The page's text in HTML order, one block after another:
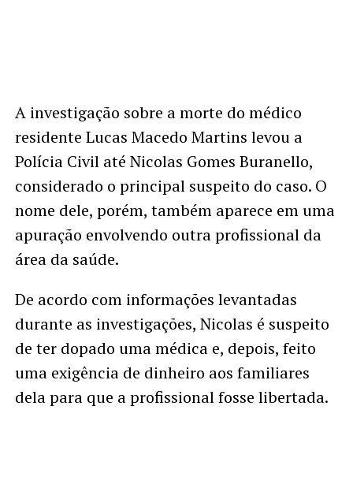
A investigação sobre a morte do médico
residente Lucas Macedo Martins levou a
Polícia Civil até Nicolas Gomes Buranello,
considerado o principal suspeito do caso. O
nome dele, porém, também aparece em uma
apuração envolvendo outra profissional da
área da saúde.
De acordo com informações levantadas
durante as investigações, Nicolas é suspeito
de ter dopado uma médica e, depois, feito
uma exigência de dinheiro aos familiares
dela para que a profissional fosse libertada.